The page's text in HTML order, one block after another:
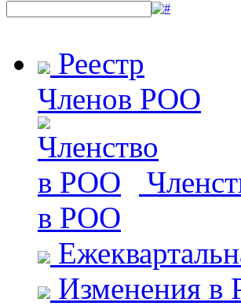
Реестр
Членов РОО
в РОО
Изменения в